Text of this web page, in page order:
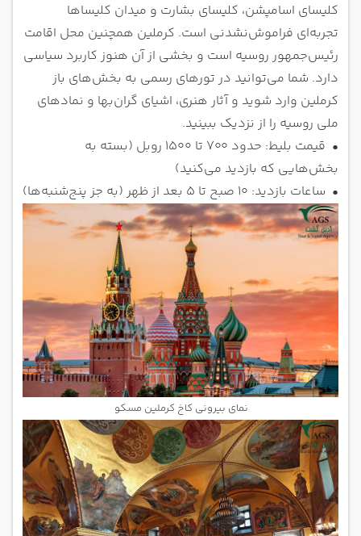
کلیسای اسامپشن، کلیسای بشارت و میدان کلیساها
تجربه‌ای فراموش‌نشدنی است. کرملین همچنین محل اقامت
رئیس‌جمهور روسیه است و بخشی از آن هنوز کاربرد سیاسی
دارد. شما می‌توانید در تورهای رسمی به بخش‌های باز
کرملین وارد شوید و آثار هنری، اشیای گران‌بها و نمادهای
ملی روسیه را از نزدیک ببینید.
•
قیمت بلیط: حدود 700 تا 1500 روبل (بسته به
بخش‌هایی که بازدید می‌کنید)
• ساعات بازدید: 10 صبح تا 5 بعد از ظهر (به جز پنج‌شنبه‌ها)
نمای بیرونی کاخ کرملین مسکو